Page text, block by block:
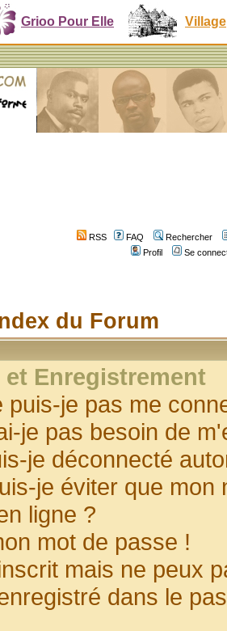
Grioo Pour Elle Village
RSS FAQ
Rechercher
Profil
Se
du Forum
Enregistrement
puis-je pas me
je pas besoin de
je déconnecté
je éviter que
ligne ?
mot de passe !
mais ne peux
dans le